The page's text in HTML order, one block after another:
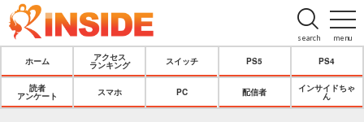
menu
search
ホーム
アクセス
ランキング
スイッチ PS5 PS4
読者
アンケート
スマホ PC 配信者
インサイドちゃ
ん